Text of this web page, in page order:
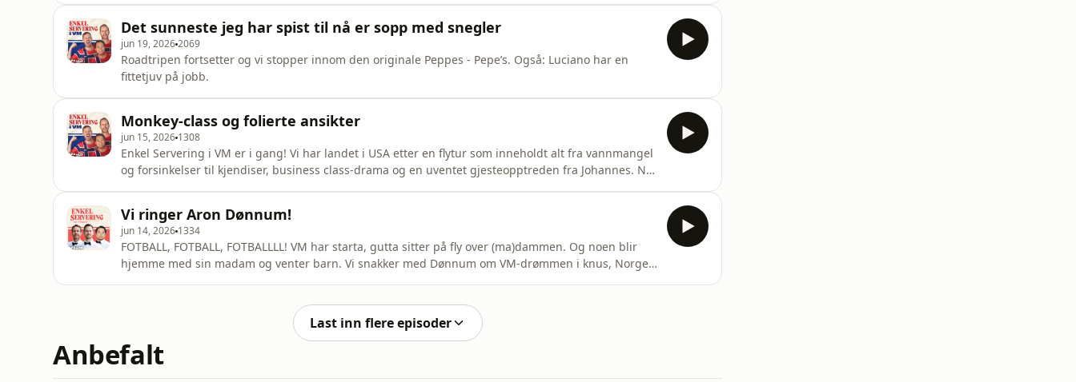
Det sunneste jeg har spist til nå er sopp med snegler
jun 19, 20262069
Roadtripen fortsetter og vi stopper innom den originale Peppes - Pepe’s. Også: Luciano har en
fittetjuv på jobb.
Monkey-class og folierte ansikter
jun 15, 2026 1308
Enkel Servering i VM er i gang! Vi har landet i USA etter en flytur som inneholdt alt fra vannmangel
og forsinkelser til kjendiser, business class-drama og en uventet gjesteopptreden fra Johannes. Nå
Vi ringer Aron Dønnum!
jun 14, 2026 1334
FOTBALL, FOTBALL, FOTBALLLL! VM har starta, gutta sitter på fly over (ma)dammen. Og noen blir
hjemme med sin madam og venter barn. Vi snakker med Dønnum om VM-drømmen i knus, Norges
Last inn flere episoder
Anbefalt